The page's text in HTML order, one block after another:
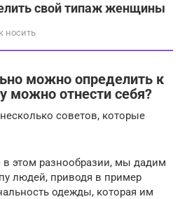
свой типаж женщины
носить
можно определить к
можно отнести себя?
советов, которые
в этом разнообразии, мы дадим
людей, приводя в пример
одежды, которая им